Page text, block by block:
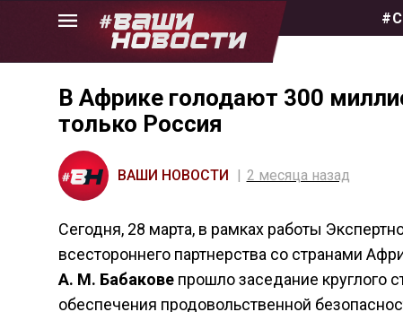
Skip
В Африке голодают 300
только Россия
ВАШИ НОВОСТИ 2 месяца назад
Сегодня, 28 марта, в рамках работы
всестороннего партнерства со странами
А. М. Бабаковепрошло заседание круглого
обеспечения продовольственной